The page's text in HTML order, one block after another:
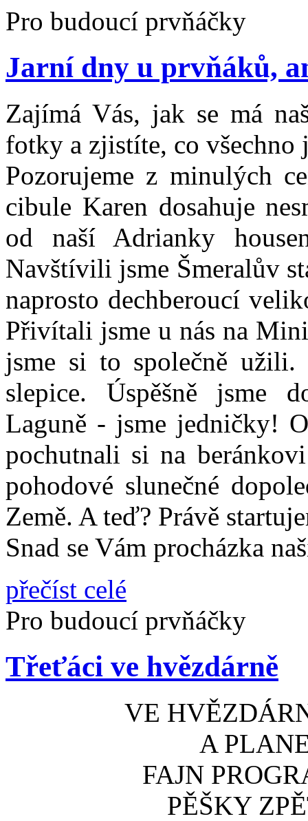
Pro budoucí prvňáčky
Jarní dny u prvňáků,
Zajímá Vás, jak se má
fotky a zjistíte, co
Pozorujeme z minulých
cibule Karen dosahuje
od naší Adrianky
Navštívili jsme Šmeralův
naprosto dechberoucí
Přivítali jsme u nás na
jsme si to společně
slepice. Úspěšně jsme
Laguně - jsme jedničky!
pochutnali si na
pohodové slunečné
Země. A teď? Právě
Snad se Vám procházka
přečíst celé
Pro budoucí prvňáčky
Třeťáci ve hvězdárně
VE
A
FAJN
PĚŠKY